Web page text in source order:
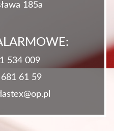
185a
534 009
61 59